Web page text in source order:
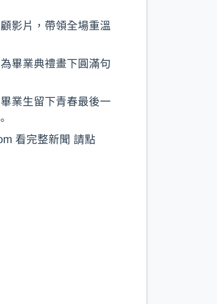
影片，帶領全場重溫
畢業典禮畫下圓滿句
業生留下青春最後一
看完整新聞 請點